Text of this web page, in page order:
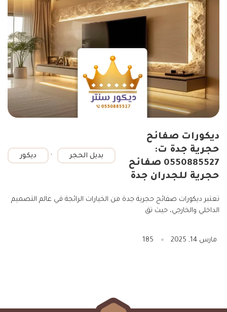
بديل الحجر , ديكور
ديكورات صفائح
حجرية جدة ت:
0550885527 صفائح
حجرية للجدران جدة
تعتبر ديكورات صفائح حجرية جدة من الخيارات الرائجة في عالم التصميم
الداخلي والخارجي، حيث تق
مارس 14, 2025 185